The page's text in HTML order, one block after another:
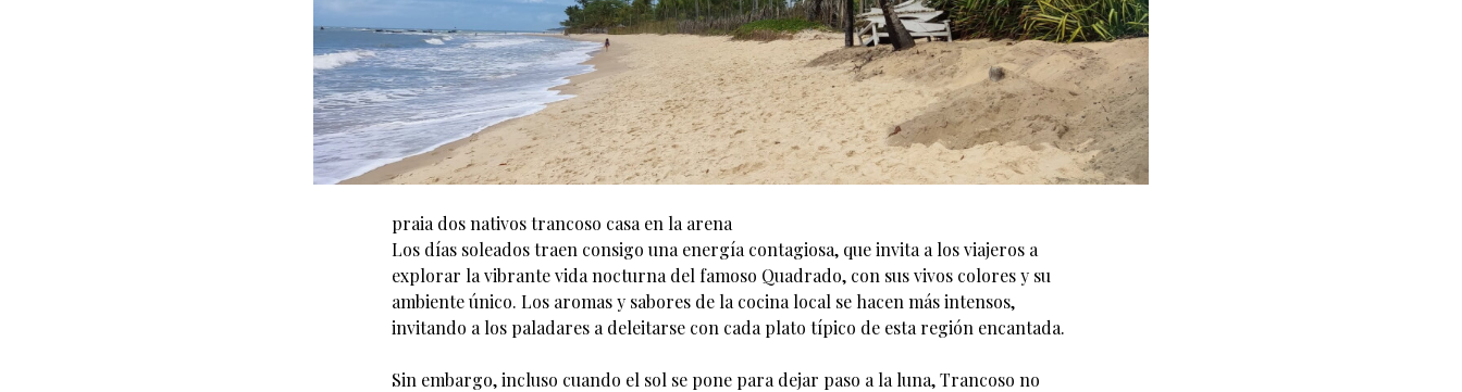
praia dos nativos trancoso casa en la arena
Los días soleados traen consigo una energía contagiosa, que invita a los viajeros a
explorar la vibrante vida nocturna del famoso Quadrado, con sus vivos colores y su
ambiente único. Los aromas y sabores de la cocina local se hacen más intensos,
invitando a los paladares a deleitarse con cada plato típico de esta región encantada.
Sin embargo, incluso cuando el sol se pone para dejar paso a la luna, Trancoso no